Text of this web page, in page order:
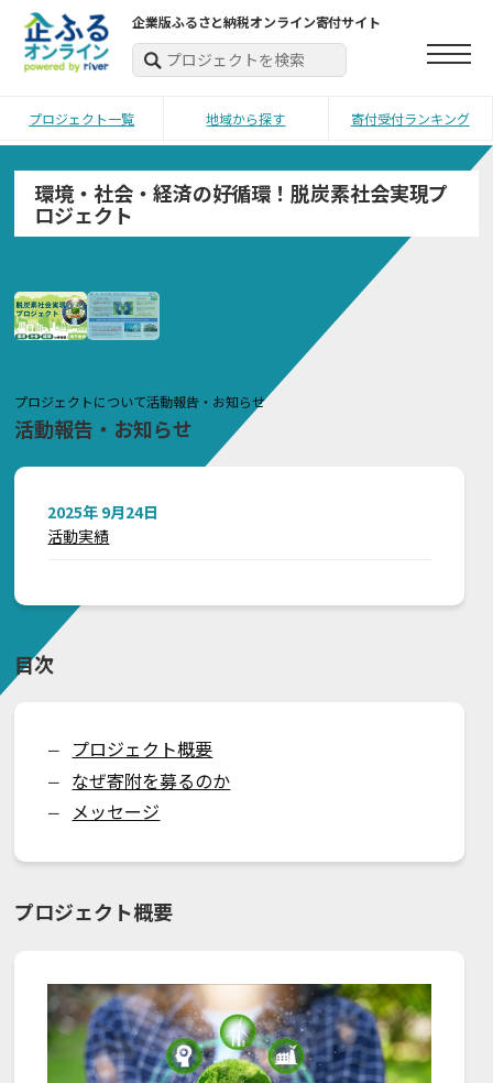
企業版ふるさと納税オンライン寄付サイト
プロジェクト一覧 地域から探す 寄付受付ランキング
環境・社会・経済の好循環！脱炭素社会実現プ
ロジェクト
プロジェクトについて活動報告・お知らせ
活動報告・お知らせ
2025年 9月24日
活動実績
目次
ー プロジェクト概要
ー なぜ寄附を募るのか
ー メッセージ
プロジェクト概要